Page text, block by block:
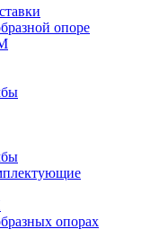
опоре
опорах